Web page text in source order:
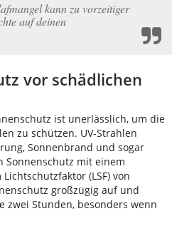
kann zu vorzeitiger
auf deinen
vor schädlichen
ist unerlässlich, um die
zu schützen. UV-Strahlen
Sonnenbrand und sogar
Sonnenschutz mit einem
(LSF) von
großzügig auf und
zwei Stunden, besonders wenn